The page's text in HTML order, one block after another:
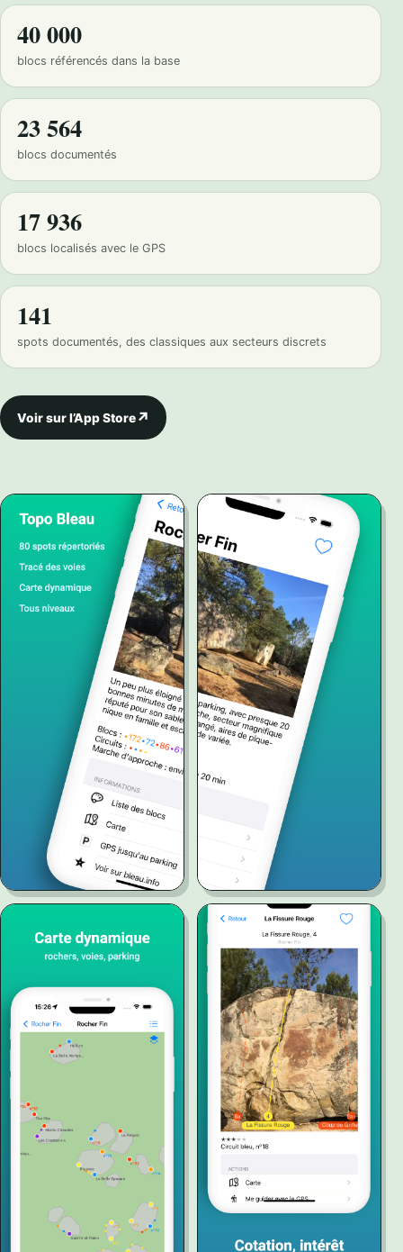
40 000
blocs référencés dans la base
23 564
blocs documentés
17 936
blocs localisés avec le GPS
141
spots documentés, des classiques aux secteurs discrets
Voir sur l’App Store